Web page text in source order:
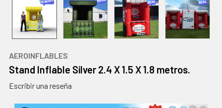
AEROINFLABLES
Stand Inflable Silver 2.4 X 1.5 X 1.8 metros.
Escribir una reseña